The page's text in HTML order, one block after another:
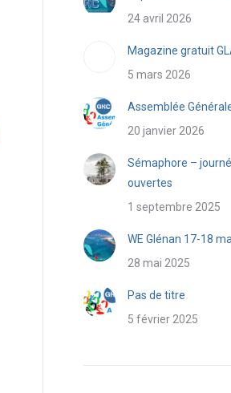
24 avril 2026
Magazine gratuit
5 mars 2026
Assemblée
20 janvier 2026
Sémaphore –
ouvertes
1 septembre 2025
WE Glénan 17-18
28 mai 2025
Pas de titre
5 février 2025